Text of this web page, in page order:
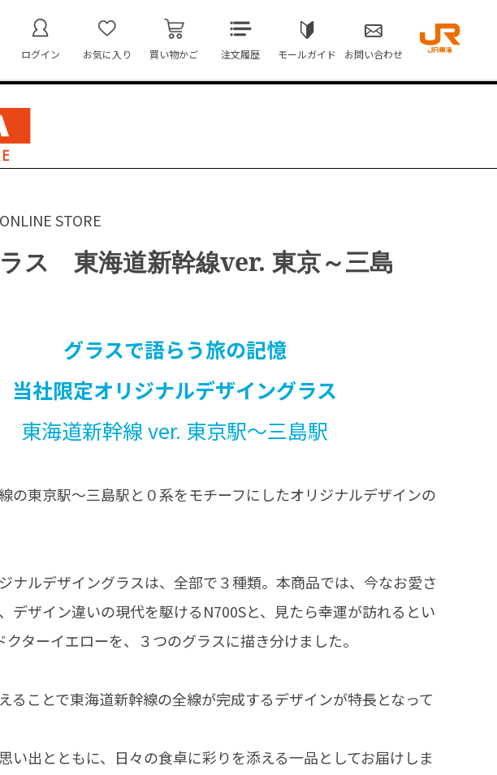
ログイン お気に入り 買い物かご 注文履歴 モールガイド お問い合わせ
STORE
ス 東海道新幹線ver. 東京～三島
グラスで語らう旅の記憶
当社限定オリジナルデザイングラス
東海道新幹線 ver. 東京駅～三島駅
の東京駅～三島駅と０系をモチーフにしたオリジナルデザインの
ナルデザイングラスは、全部で３種類。本商品では、今なお愛さ
デザイン違いの現代を駆けるN700Sと、見たら幸運が訪れるとい
クターイエローを、３つのグラスに描き分けました。
ることで東海道新幹線の全線が完成するデザインが特長となって
い出とともに、日々の食卓に彩りを添える一品としてお届けしま